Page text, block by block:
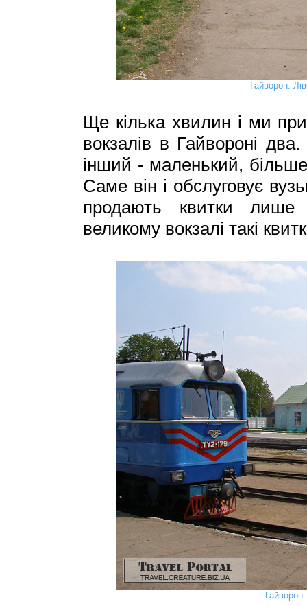
Гайворон.
Ще кілька хвилин і ми
вокзалів в Гайвороні
інший - маленький,
Саме він і обслуговує
продають квитки лише
великому вокзалі такі